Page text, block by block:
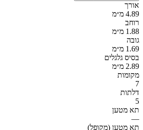
אורך
4.89 מ״מ
רוחב
1.88 מ״מ
גובה
1.69 מ״מ
בסיס גלגלים
2.89 מ״מ
מקומות
7
דלתות
5
תא מטען
—
תא מטען (מקופל)